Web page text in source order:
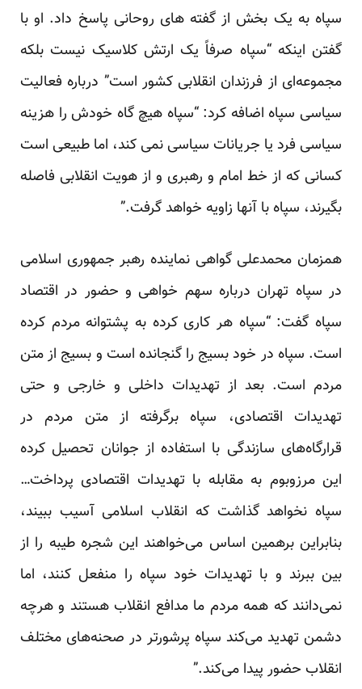
سپاه به یک بخش از گفته های روحانی پاسخ داد. او با
گفتن اینکه “سپاه صرفاً یک ارتش کلاسیک نیست بلکه
مجموعه‌ای از فرزندان انقلابی کشور است” درباره فعالیت
سیاسی سپاه اضافه کرد: “سپاه هیچ گاه خودش را هزینه
سیاسی فرد یا جریانات سیاسی نمی کند، اما طبیعی است
کسانی که از خط امام و رهبری و از هویت انقلابی فاصله
بگیرند، سپاه با آنها زاویه خواهد گرفت.”
همزمان محمدعلی گواهی نماینده رهبر جمهوری اسلامی
در سپاه تهران درباره سهم خواهی و حضور در اقتصاد
سپاه گفت: “سپاه هر کاری کرده به پشتوانه مردم کرده
است. سپاه در خود بسیج را گنجانده است و بسیج از متن
مردم است. بعد از تهدیدات داخلی و خارجی و حتی
تهدیدات اقتصادی، سپاه برگرفته از متن مردم در
قرارگاه‌های سازندگی با استفاده از جوانان تحصیل کرده
این مرزوبوم به مقابله با تهدیدات اقتصادی پرداخت…
سپاه نخواهد گذاشت که انقلاب اسلامی آسیب ببیند،
بنابراین برهمین اساس می‌خواهند این شجره طیبه را از
بین ببرند و با تهدیدات خود سپاه را منفعل کنند، اما
نمی‌دانند که همه مردم ما مدافع انقلاب هستند و هرچه
دشمن تهدید می‌کند سپاه پرشورتر در صحنه‌های مختلف
انقلاب حضور پیدا می‌کند.”